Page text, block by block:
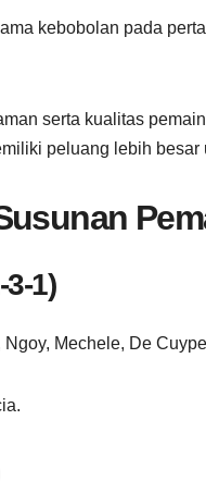
kebobolan pada
serta kualitas
peluang lebih besar
1)
Mechele, De